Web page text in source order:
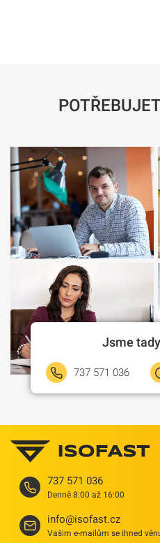
Jsme
737 571 036
737 571 036
Denně 8:00 až 16:00
info@isofast.cz
Vašim e-mailům se ihned